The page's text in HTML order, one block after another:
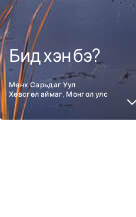
Бид хэн бэ?
Мөнх Сарьдаг Уул
Хөвсгөл аймаг, Монгол улс